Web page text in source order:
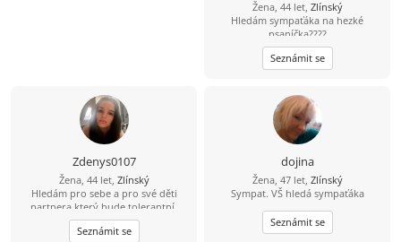
Žena, 44 let, Zlínský
Hledám sympaťáka na hezké
psaníčka????
Seznámit se
Zdenys0107
Žena, 44 let, Zlínský
Hledám pro sebe a pro své děti
partnera,který bude tolerantní,
veselý,pohodový ,a který nás bude
mít rad...
Seznámit se
dojina
Žena, 47 let, Zlínský
Sympat. VŠ hledá sympaťáka
Seznámit se